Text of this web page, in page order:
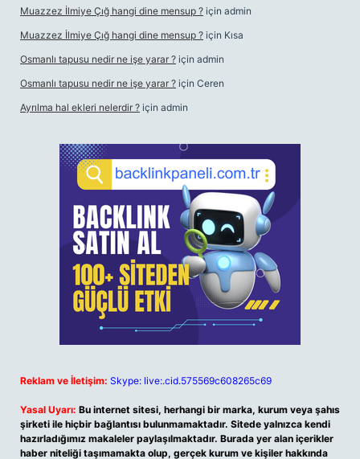
Muazzez İlmiye Çığ hangi dine mensup ? için admin
Muazzez İlmiye Çığ hangi dine mensup ? için Kısa
Osmanlı tapusu nedir ne işe yarar ? için admin
Osmanlı tapusu nedir ne işe yarar ? için Ceren
Ayrılma hal ekleri nelerdir ? için admin
Reklam ve İletişim: Skype: live:.cid.575569c608265c69
Yasal Uyarı: Bu internet sitesi, herhangi bir marka, kurum veya şahıs
şirketi ile hiçbir bağlantısı bulunmamaktadır. Sitede yalnızca kendi
hazırladığımız makaleler paylaşılmaktadır. Burada yer alan içerikler
haber niteliği taşımamakta olup, gerçek kurum ve kişiler hakkında